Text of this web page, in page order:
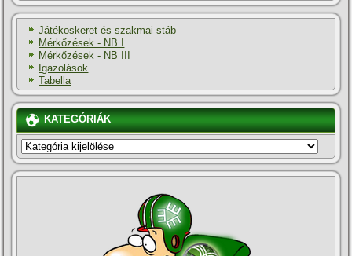
Játékoskeret és szakmai stáb
Mérkőzések - NB I
Mérkőzések - NB III
Igazolások
Tabella
KATEGÓRIÁK
KATEGÓRIÁK